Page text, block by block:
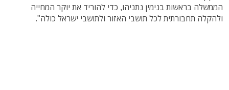
הממשלה בראשות בנימין נתניהו, כדי להוריד את יוקר המחייה
ולהקלה תחבורתית לכל תושבי האזור ולתושבי ישראל כולה".